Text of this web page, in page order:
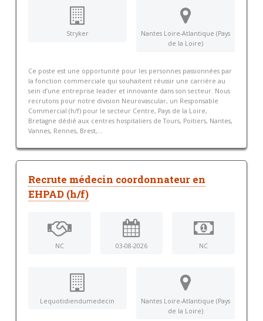
Stryker
Nantes Loire-Atlantique (Pays
de la Loire)
Ce poste est une opportunité pour les personnes passionnées par
la fonction commerciale qui souhaitent réussir une carrière au
sein d’une entreprise leader et innovante dans son secteur. Nous
recrutons pour notre division Neurovascular, un Responsable
Commercial (h/f) pour le secteur Centre, Pays de la Loire,
Bretagne dédié aux centres hospitaliers de Tours, Poitiers, Nantes,
Vannes, Rennes, Brest,...
Recrute médecin coordonnateur en
EHPAD (h/f)
NC 03-08-2026 NC
Lequotidiendumedecin
Nantes Loire-Atlantique (Pays
de la Loire)